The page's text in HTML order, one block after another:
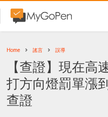
Home 謠言 誤導
【查證】現在高
打方向燈罰單漲
查證